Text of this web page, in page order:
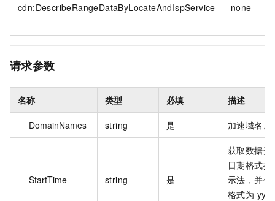
cdn:DescribeRangeDataByLocateAndIspService none
请求参数
名称 类型 必填 描述
DomainNames string 是 加速域名。
StartTime string 是
获取数据开
日期格式
示法，并使
格式为